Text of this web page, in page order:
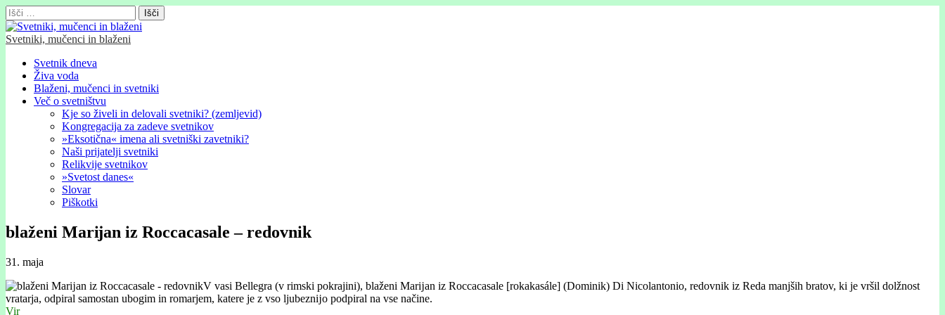
Išči:
Svetniki, mučenci in blaženi
Glavni
meni
Skip
content
Svetnik dneva
Živa voda
Blaženi, mučenci in svetniki
Več o svetništvu
Kje so živeli in delovali svetniki? (zemljevid)
Kongregacija za zadeve svetnikov
»Eksotična« imena ali svetniški zavetniki?
Naši prijatelji svetniki
Relikvije svetnikov
»Svetost danes«
Slovar
Piškotki
blaženi Marĳan iz Roccacasale – redovnik
31. maja
V vasi Bellegra (v rimski pokrajini), blaženi Marĳan iz Roccacasale [rokakasále] (Dominik) Di Nicolantonio, redovnik iz Reda manjših bratov, ki je vršil dolžnost
vratarja, odpiral samostan ubogim in romarjem, katere je z vso ljubeznĳo podpiral na vse načine.
Vir